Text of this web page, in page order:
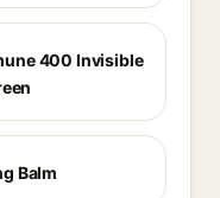
400 Invisible
Balm